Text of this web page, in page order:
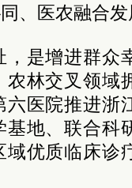
、医农融合
是增进群众
林交叉领域
医院推进浙
地、联合科
域优质临床诊